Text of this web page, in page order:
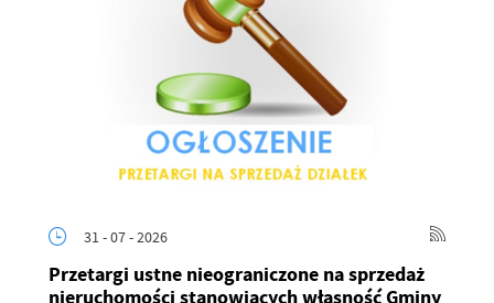
31 - 07 - 2026
Przetargi ustne nieograniczone na sprzedaż
nieruchomości stanowiących własność Gminy